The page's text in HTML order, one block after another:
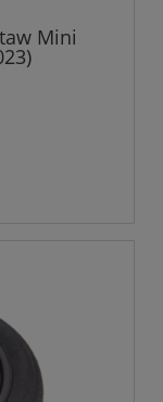
Mini